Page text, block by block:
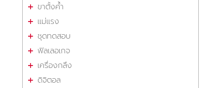
ขาตั้งค้ำ
แม่แรง
ชุดทดสอบ
ฟิลเลอเกจ
เครื่องกลึง
ดิจิตอล